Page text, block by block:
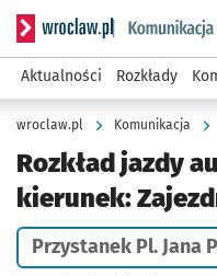
Serwis informacyjny
Aktualności Rozkłady
wroclaw.pl Komunikacja
Rozkład jazdy
kierunek:
Przystanek Pl. Jana